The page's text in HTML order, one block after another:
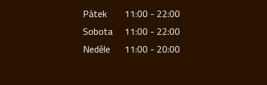
Pátek
11:00 - 22:00
Sobota
11:00 - 22:00
Neděle
11:00 - 20:00